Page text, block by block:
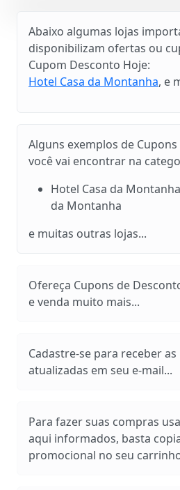
Abaixo algumas lojas
disponibilizam ofertas ou
Cupom Desconto Hoje:
Hotel Casa da Montanha, e
Alguns exemplos de
você vai encontrar na
Hotel Casa da
da Montanha
e muitas outras lojas...
Ofereça Cupons de
e venda muito mais...
Cadastre-se para receber
atualizadas em seu e-mail...
Para fazer suas compras
aqui informados, basta
promocional no seu